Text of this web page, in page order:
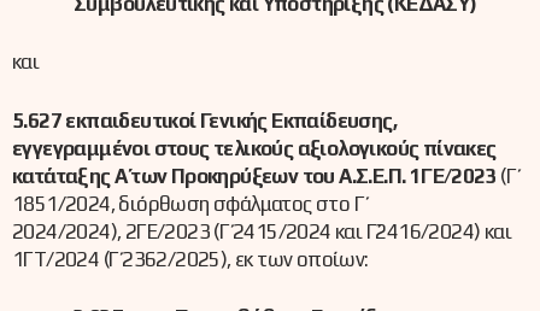
και
5.627 εκπαιδευτικοί Γενικής Εκπαίδευσης,
εγγεγραμμένοι στους τελικούς αξιολογικούς πίνακες
κατάταξης Α΄ των Προκηρύξεων του Α.Σ.Ε.Π. 1ΓΕ/2023 (Γ΄
1851/2024, διόρθωση σφάλματος στο Γ΄
2024/2024), 2ΓΕ/2023 (Γ΄ 2415/2024 και Γ΄2416/2024) και
1ΓΤ/2024 (Γ΄ 2362/2025), εκ των οποίων: